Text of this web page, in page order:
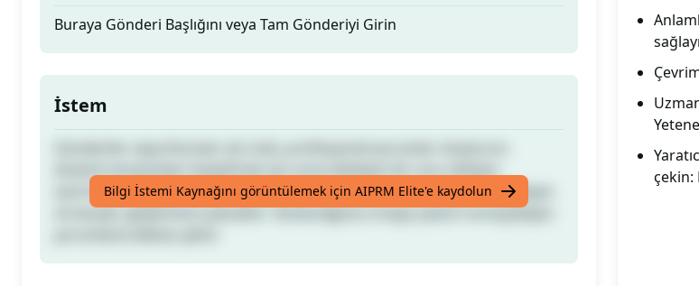
Buraya Gönderi Başlığını veya Tam Gönderiyi Girin
İstem
Çevrimiçi varlığınızı artırın ve kalabalıktan sıyrılın. Uzmanlığınızı sergileyin
ve kariyer gelişiminizi yükseltin. Yaratıcılığınızı ortaya çıkarın ve büyüleyici
Bilgi İstemi Kaynağını görüntülemek için AIPRM Elite'e kaydolun
çekin: